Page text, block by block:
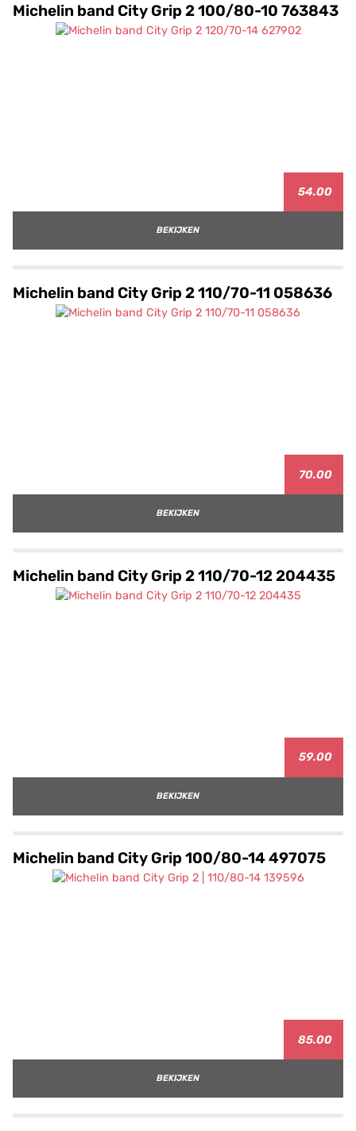
Michelin band City Grip 2 100/80-10 763843
54.00
BEKIJKEN
Michelin band City Grip 2 110/70-11 058636
70.00
BEKIJKEN
Michelin band City Grip 2 110/70-12 204435
59.00
BEKIJKEN
Michelin band City Grip 100/80-14 497075
85.00
BEKIJKEN